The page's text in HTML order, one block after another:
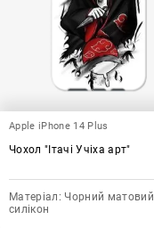
Apple iPhone 14 Plus
Чохол "Ітачі Учіха арт"
Матеріал: Чорний матовий
силікон